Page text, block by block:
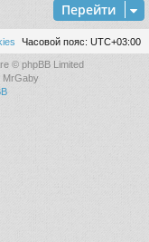
Перейти
Часовой пояс: UTC+03:00
© phpBB Limited
MrGaby